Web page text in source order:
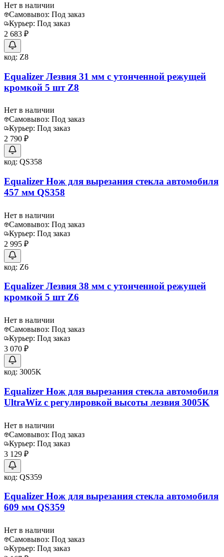
Нет в наличии
Самовывоз: Под заказ
Курьер: Под заказ
2 683 ₽
код: Z8
Equalizer Лезвия 31 мм с утонченной режущей
кромкой 5 шт Z8
Нет в наличии
Самовывоз: Под заказ
Курьер: Под заказ
2 790 ₽
код: QS358
Equalizer Нож для вырезания стекла автомобиля
457 мм QS358
Нет в наличии
Самовывоз: Под заказ
Курьер: Под заказ
2 995 ₽
код: Z6
Equalizer Лезвия 38 мм с утонченной режущей
кромкой 5 шт Z6
Нет в наличии
Самовывоз: Под заказ
Курьер: Под заказ
3 070 ₽
код: 3005K
Equalizer Нож для вырезания стекла автомобиля
UltraWiz с регулировкой высоты лезвия 3005K
Нет в наличии
Самовывоз: Под заказ
Курьер: Под заказ
3 129 ₽
код: QS359
Equalizer Нож для вырезания стекла автомобиля
609 мм QS359
Нет в наличии
Самовывоз: Под заказ
Курьер: Под заказ